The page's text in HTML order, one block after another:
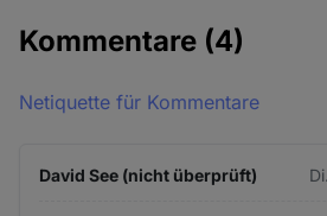
Kommentare (4)
Netiquette für Kommentare
David See (nicht überprüft)